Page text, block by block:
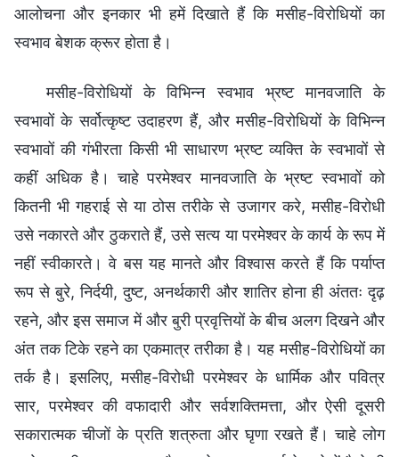
आलोचना और इनकार भी हमें दिखाते हैं कि मसीह-विरोधियों का
स्वभाव बेशक क्रूर होता है।
मसीह-विरोधियों के विभिन्न स्वभाव भ्रष्ट मानवजाति के
स्वभावों के सर्वोत्कृष्ट उदाहरण हैं, और मसीह-विरोधियों के विभिन्न
स्वभावों की गंभीरता किसी भी साधारण भ्रष्ट व्यक्ति के स्वभावों से
कहीं अधिक है। चाहे परमेश्वर मानवजाति के भ्रष्ट स्वभावों को
कितनी भी गहराई से या ठोस तरीके से उजागर करे, मसीह-विरोधी
उसे नकारते और ठुकराते हैं, उसे सत्य या परमेश्वर के कार्य के रूप में
नहीं स्वीकारते। वे बस यह मानते और विश्वास करते हैं कि पर्याप्त
रूप से बुरे, निर्दयी, दुष्ट, अनर्थकारी और शातिर होना ही अंततः दृढ़
रहने, और इस समाज में और बुरी प्रवृत्तियों के बीच अलग दिखने और
अंत तक टिके रहने का एकमात्र तरीका है। यह मसीह-विरोधियों का
तर्क है। इसलिए, मसीह-विरोधी परमेश्वर के धार्मिक और पवित्र
सार, परमेश्वर की वफादारी और सर्वशक्तिमत्ता, और ऐसी दूसरी
सकारात्मक चीजों के प्रति शत्रुता और घृणा रखते हैं। चाहे लोग